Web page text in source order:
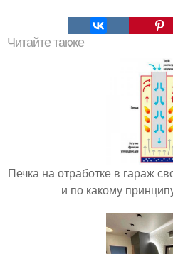
Читайте также
Печка на отработке в гараж
и по какому